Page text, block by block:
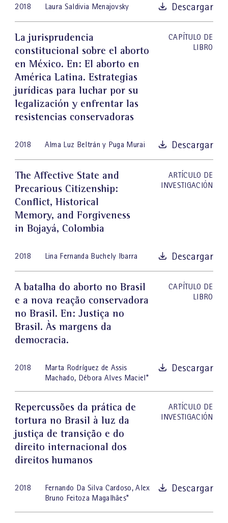
2018 Laura Saldivia Menajovsky Descargar
La jurisprudencia
constitucional sobre el aborto
en México. En: El aborto en
América Latina. Estrategias
jurídicas para luchar por su
legalización y enfrentar las
resistencias conservadoras
CAPÍTULO DE
LIBRO
2018 Alma Luz Beltrán y Puga Murai Descargar
The Affective State and
Precarious Citizenship:
Conflict, Historical
Memory, and Forgiveness
in Bojayá, Colombia
ARTÍCULO DE
INVESTIGACIÓN
2018 Lina Fernanda Buchely Ibarra Descargar
A batalha do aborto no Brasil
e a nova reação conservadora
no Brasil. En: Justiça no
Brasil. Às margens da
democracia.
CAPÍTULO DE
LIBRO
2018
Marta Rodríguez de Assis
Machado, Débora Alves Maciel*
Descargar
Repercussões da prática de
tortura no Brasil à luz da
justiça de transição e do
direito internacional dos
direitos humanos
ARTÍCULO DE
INVESTIGACIÓN
2018 Fernando Da Silva Cardoso, Alex
Bruno Feitoza Magalhães*
Descargar